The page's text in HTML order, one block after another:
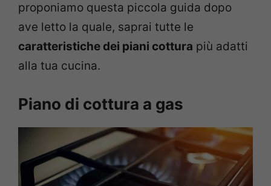
proponiamo questa piccola guida dopo
ave letto la quale, saprai tutte le
caratteristiche dei piani cottura più adatti
alla tua cucina.
Piano di cottura a gas